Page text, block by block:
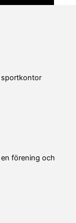
sportkontor
förening och